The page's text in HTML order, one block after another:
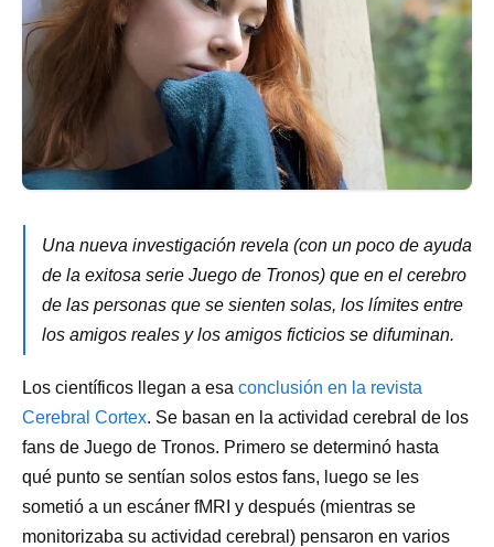
Una nueva investigación revela (con un poco de ayuda
de la exitosa serie Juego de Tronos) que en el cerebro
de las personas que se sienten solas, los límites entre
los amigos reales y los amigos ficticios se difuminan.
Los científicos llegan a esa conclusión en la revista
Cerebral Cortex. Se basan en la actividad cerebral de los
fans de Juego de Tronos. Primero se determinó hasta
qué punto se sentían solos estos fans, luego se les
sometió a un escáner fMRI y después (mientras se
monitorizaba su actividad cerebral) pensaron en varios